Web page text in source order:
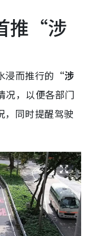
推“涉
浸而推行的 “涉
况，以便各部门
，同时提醒驾驶